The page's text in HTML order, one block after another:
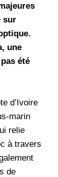
sur
une
été
d’Ivoire
marin
relie
à travers
de